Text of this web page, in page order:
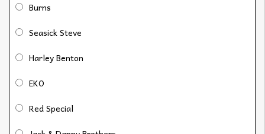
Burns
Seasick Steve
Harley Benton
EKO
Red Special